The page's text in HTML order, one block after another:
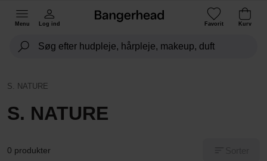
Menu Log ind Favorit Kurv
S. NATURE
S. NATURE
0 produkter